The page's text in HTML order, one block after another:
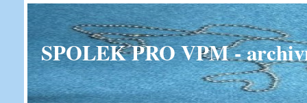
SPOLEK PRO VPM -